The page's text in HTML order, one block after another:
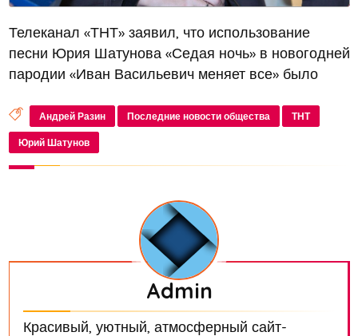
Телеканал «ТНТ» заявил, что использование
песни Юрия Шатунова «Седая ночь» в новогодней
пародии «Иван Васильевич меняет все» было
претензии основателя «Ласкового мая» Андрея
Разина
Андрей Разин Последние новости общества ТНТ
Юрий Шатунов
Admin
Красивый, уютный, атмосферный сайт-